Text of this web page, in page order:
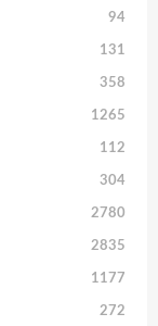
94
131
358
1265
112
304
2780
2835
1177
272